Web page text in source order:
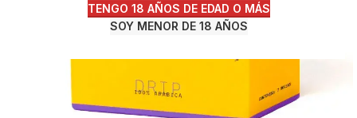
TENGO 18 AÑOS DE EDAD O MÁS
SOY MENOR DE 18 AÑOS